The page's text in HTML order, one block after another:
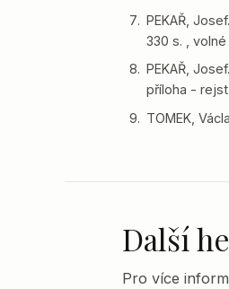
PEKAŘ,
330 s. , volné
PEKAŘ,
příloha -
TOMEK,
Další
Pro více